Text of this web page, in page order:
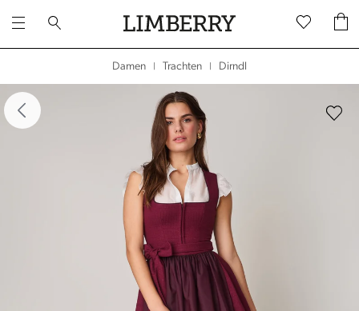
Damen Trachten Dirndl
überspringen